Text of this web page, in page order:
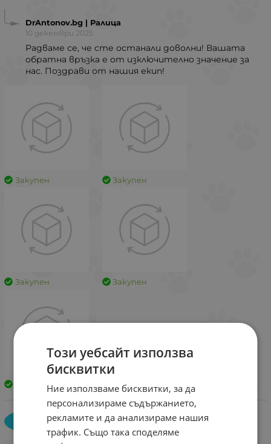
DrAntonov.bg | Ралица
10 декември 2025
Радваме се, че сте останали доволни! Вашата
обратна връзка е от изключително значение за
нас. Поздрави от нашия екип!
Закупен Закупен
Закупен Закупен
Закупен
Кристина Цекова
9 ноември 2025
Този уебсайт използва
бисквитки
Ние използваме бисквитки, за да
персонализираме съдържанието,
рекламите и да анализираме нашия
трафик. Също така споделяме